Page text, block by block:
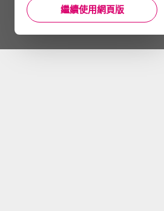
繼續使用網頁版